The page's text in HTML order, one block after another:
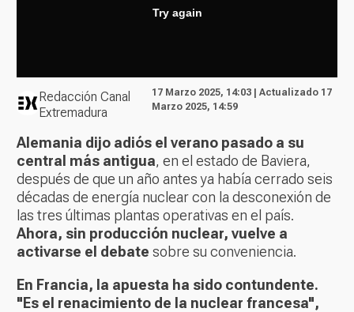
Redacción Canal
Extremadura
17 Marzo 2025, 14:03 | Actualizado 17
Marzo 2025, 14:59
Alemania dijo adiós el verano pasado a su
central más antigua, en el estado de Baviera,
después de que un año antes ya había cerrado seis
décadas de energía nuclear con la desconexión de
las tres últimas plantas operativas en el país.
Ahora, sin producción nuclear, vuelve a
activarse el debate sobre su conveniencia.
En Francia, la apuesta ha sido contundente.
"Es el renacimiento de la nuclear francesa",